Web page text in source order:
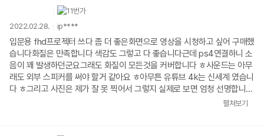
2022.02.28. ip****
입문용 fhd프로젝터 쓰다 좀 더 좋은화면으로 영상을 시청하고 싶어 구매했
습니다화질은 만족합니다 색감도 그렇고 다 좋습니다근데 ps4연결하니 소
음이 꽤 발생하던군요그래도 화질이 모든것을 커버합니다 ㅎ사운드는 아무
래도 외부 스피커를 써야 할거 같아요 ㅎ아무튼 유튜브 4k는 신세계 였습니
다 ㅎ그리고 사진은 제가 잘 못 찍어서 그렇지 실제로 보면 엄청 선명합니다
펼쳐보기